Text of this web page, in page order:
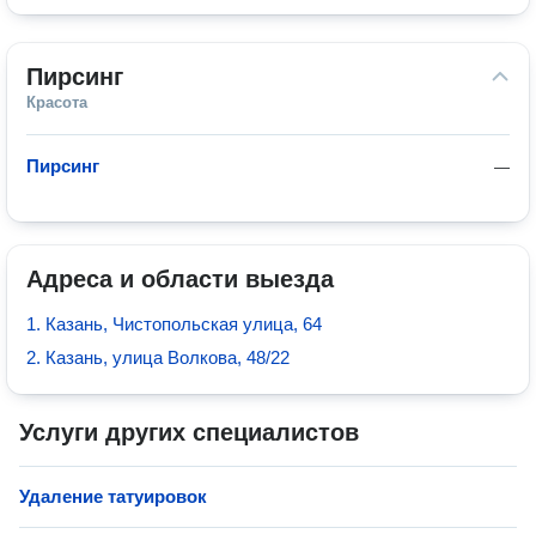
Пирсинг
Красота
—
Пирсинг
Адреса и области выезда
1. Казань, Чистопольская улица, 64
2. Казань, улица Волкова, 48/22
Услуги других специалистов
Удаление татуировок